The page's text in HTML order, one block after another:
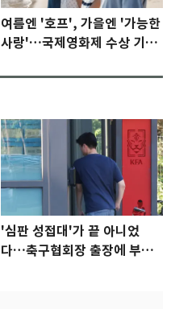
여름엔 '호프', 가을엔 '가능한
사랑'…국제영화제 수상 기대
'심판 성접대'가 끝 아니었
다…축구협회장 출장에 부인